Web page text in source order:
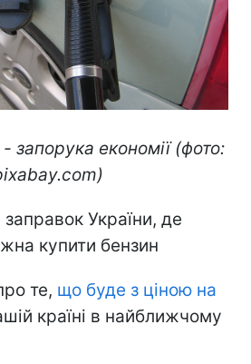
запорука економії (фото:
України, де
купити бензин
те, що буде з ціною на
країні в найближчому